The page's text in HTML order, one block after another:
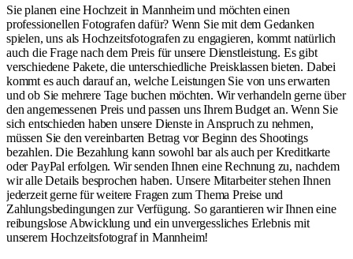
Sie planen eine Hochzeit in Mannheim und möchten einen
professionellen Fotografen dafür? Wenn Sie mit dem Gedanken
spielen, uns als Hochzeitsfotografen zu engagieren, kommt natürlich
auch die Frage nach dem Preis für unsere Dienstleistung. Es gibt
verschiedene Pakete, die unterschiedliche Preisklassen bieten. Dabei
kommt es auch darauf an, welche Leistungen Sie von uns erwarten
und ob Sie mehrere Tage buchen möchten. Wir verhandeln gerne über
den angemessenen Preis und passen uns Ihrem Budget an. Wenn Sie
sich entschieden haben unsere Dienste in Anspruch zu nehmen,
müssen Sie den vereinbarten Betrag vor Beginn des Shootings
bezahlen. Die Bezahlung kann sowohl bar als auch per Kreditkarte
oder PayPal erfolgen. Wir senden Ihnen eine Rechnung zu, nachdem
wir alle Details besprochen haben. Unsere Mitarbeiter stehen Ihnen
jederzeit gerne für weitere Fragen zum Thema Preise und
Zahlungsbedingungen zur Verfügung. So garantieren wir Ihnen eine
reibungslose Abwicklung und ein unvergessliches Erlebnis mit
unserem Hochzeitsfotograf in Mannheim!